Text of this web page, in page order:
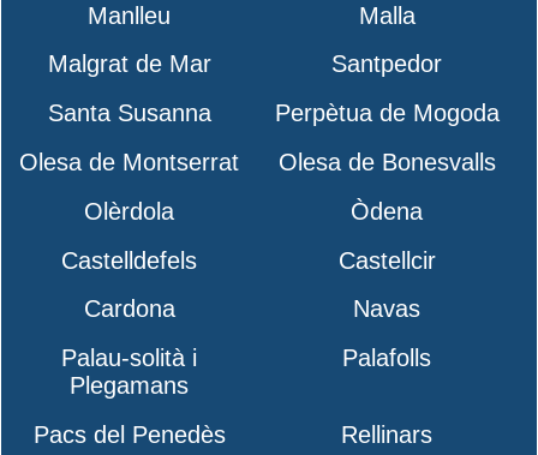
Manlleu
Malla
Malgrat de Mar
Santpedor
Santa Susanna
Perpètua de Mogoda
Olesa de Montserrat
Olesa de Bonesvalls
Olèrdola
Òdena
Castelldefels
Castellcir
Cardona
Navas
Palau-solità i
Plegamans
Palafolls
Pacs del Penedès Rellinars